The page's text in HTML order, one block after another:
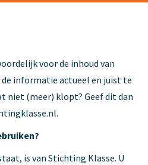
voor de inhoud van
de informatie actueel en juist te
niet (meer) klopt? Geef dit dan
is van Stichting Klasse. U